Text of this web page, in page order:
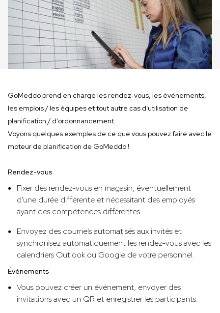
GoMeddo prend en charge les rendez-vous, les événements,
les emplois / les équipes et tout autre cas d'utilisation de
planification / d'ordonnancement.
Voyons quelques exemples de ce que vous pouvez faire avec le
moteur de planification de GoMeddo !
Rendez-vous
Fixer des rendez-vous en magasin, éventuellement
d'une durée différente et nécessitant des employés
ayant des compétences différentes.
Envoyez des courriels automatisés aux invités et
synchronisez automatiquement les rendez-vous avec les
calendriers Outlook ou Google de votre personnel.
Événements
Vous pouvez créer un événement, envoyer des
invitations avec un QR et enregistrer les participants.